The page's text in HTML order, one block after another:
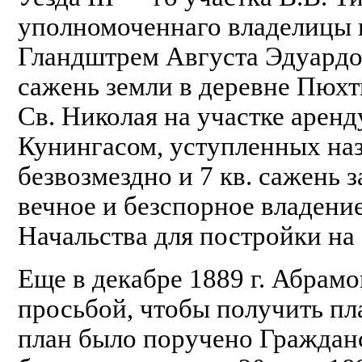
уполномоченнаго
Гландштрем Августа
сажень земли в деревне
Св. Николая на участке
Кунингасом, уступленных
безвозмездно и 7 кв. сажень
вечное и безспорное
Начальства для постройки
Еще в декабре 1889 г.
просьбой, чтобы получить
план было поручено